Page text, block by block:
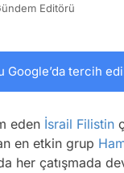
Editörü
Google’da tercih
eden İsrail Filistin
en etkin grup
her çatışmada